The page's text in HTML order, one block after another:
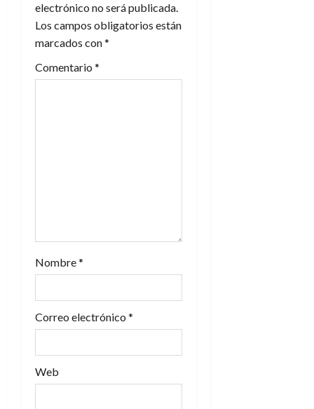
ó
n
d
a
d
a
electrónico no será publicada.
Los campos obligatorios están
marcados con*
Comentario *
Nombre*
Correo electrónico *
Web